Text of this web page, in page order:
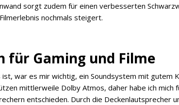
sorgt zudem für einen verbesserten
nochmals steigert.
für Gaming und Filme
war es mir wichtig, ein Soundsystem mit gutem
mittlerweile Dolby Atmos, daher habe ich mich
entschieden. Durch die Deckenlautsprecher